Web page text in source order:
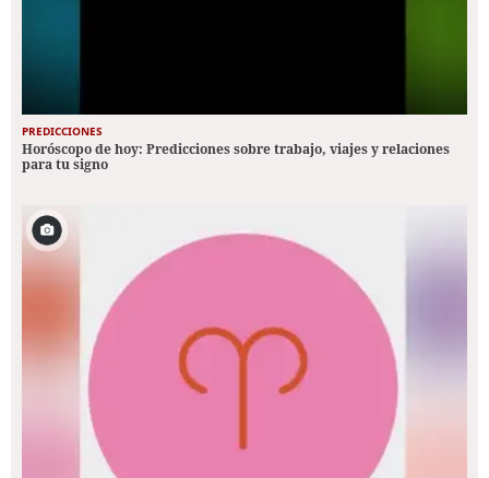
PREDICCIONES
Horóscopo de hoy: Predicciones sobre trabajo, viajes y relaciones
para tu signo